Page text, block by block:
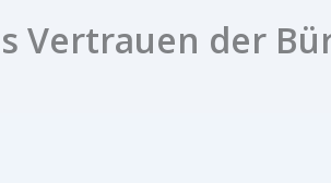
Vertrauen der